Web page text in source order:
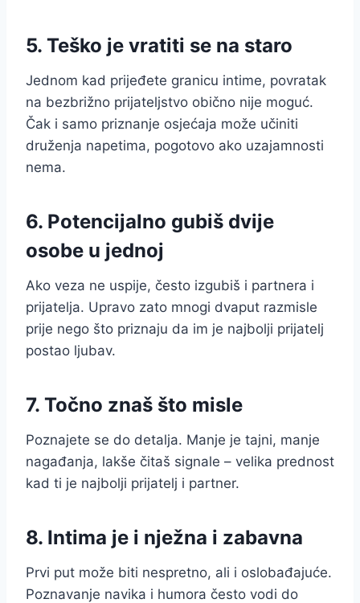
5. Teško je vratiti se na staro
Jednom kad prijeđete granicu intime, povratak
na bezbrižno prijateljstvo obično nije moguć.
Čak i samo priznanje osjećaja može učiniti
druženja napetima, pogotovo ako uzajamnosti
nema.
6. Potencijalno gubiš dvije
osobe u jednoj
Ako veza ne uspije, često izgubiš i partnera i
prijatelja. Upravo zato mnogi dvaput razmisle
prije nego što priznaju da im je najbolji prijatelj
postao ljubav.
7. Točno znaš što misle
Poznajete se do detalja. Manje je tajni, manje
nagađanja, lakše čitaš signale – velika prednost
kad ti je najbolji prijatelj i partner.
8. Intima je i nježna i zabavna
Prvi put može biti nespretno, ali i oslobađajuće.
Poznavanje navika i humora često vodi do